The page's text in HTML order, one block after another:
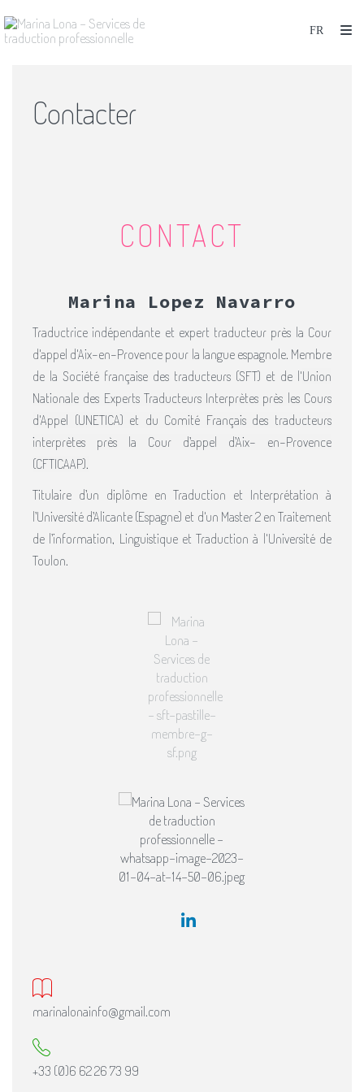
Contacter
CONTACT
Marina Lopez Navarro
Traductrice indépendante et expert traducteur près la Cour
d'appel d'Aix-en-Provence pour la langue espagnole. Membre
de la Société française des traducteurs (SFT) et de l'Union
Nationale des Experts Traducteurs Interprètes près les Cours
d'Appel (UNETICA) et du Comité Français des traducteurs
interprètes près la Cour d’appel d’Aix- en-Provence
(CFTICAAP).
Titulaire d’un diplôme en Traduction et Interprétation à
l’Université d’Alicante (Espagne) et d'un Master 2 en Traitement
de l’information, Linguistique et Traduction à l'Université de
Toulon.
marinalonainfo@gmail.com
+33 (0)6 62 26 73 99